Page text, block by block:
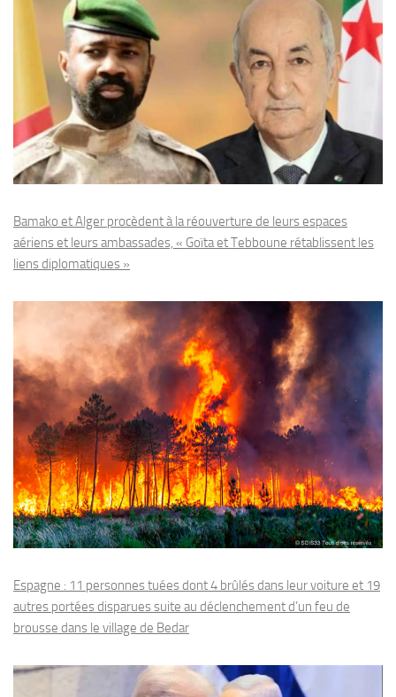
Bamako et Alger procèdent à la réouverture de leurs espaces
aériens et leurs ambassades, « Goïta et Tebboune rétablissent les
liens diplomatiques »
Espagne : 11 personnes tuées dont 4 brûlés dans leur voiture et 19
autres portées disparues suite au déclenchement d’un feu de
brousse dans le village de Bedar